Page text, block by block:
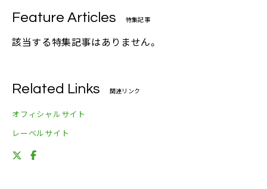
Feature Articles 特集記事
該当する特集記事はありません。
Related Links 関連リンク
オフィシャルサイト
レーベルサイト